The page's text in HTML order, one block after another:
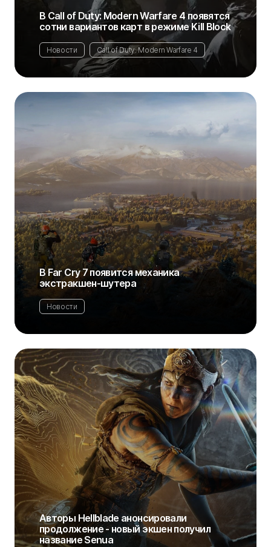
В Call of Duty: Modern Warfare 4 появятся
сотни вариантов карт в режиме Kill Block
Новости Call of Duty: Modern Warfare 4
В Far Cry 7 появится механика
экстракшен-шутера
Новости
Авторы Hellblade анонсировали
продолжение - новый экшен получил
название Senua